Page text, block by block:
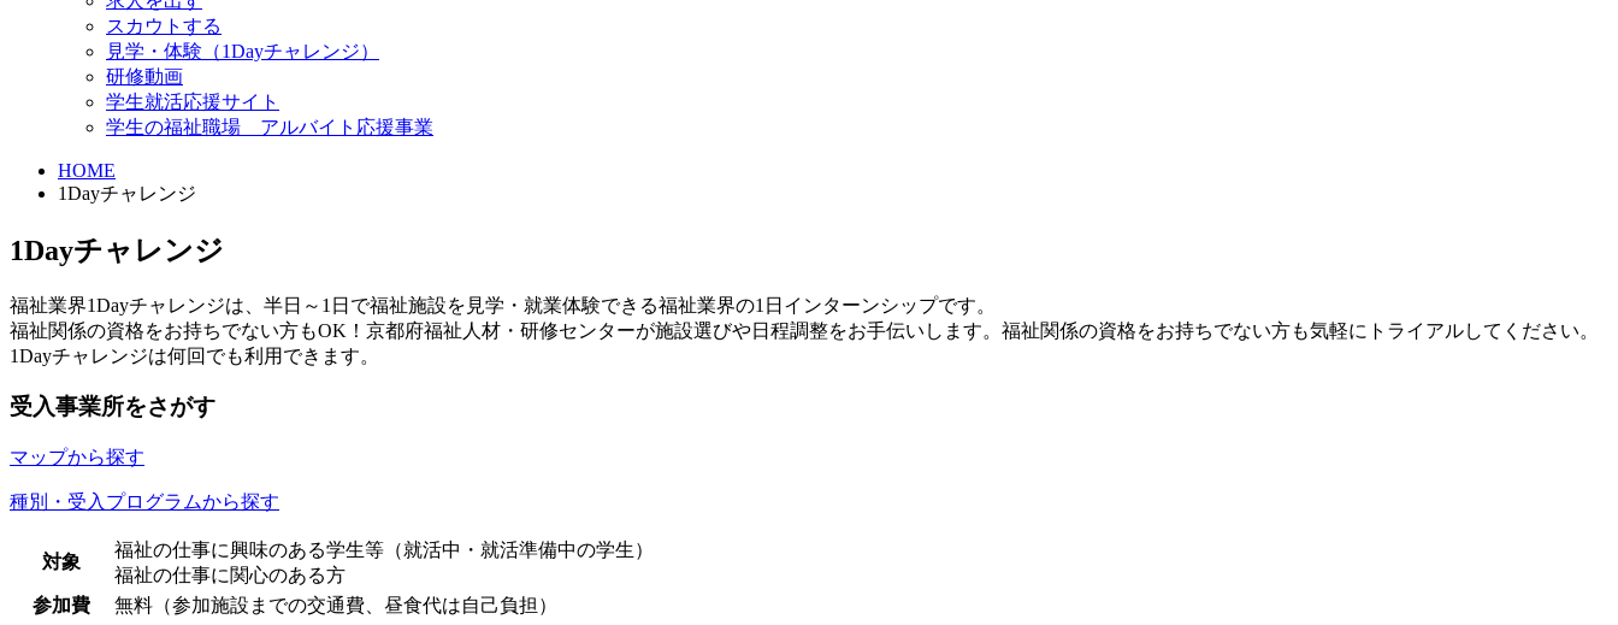
スカウトする
見学・体験（1Dayチャレンジ）
研修動画
学生就活応援サイト
学生の福祉職場 アルバイト応援事業
HOME
1Dayチャレンジ
1Dayチャレンジ
福祉業界1Dayチャレンジは、半日～1日で福祉施設を見学・就業体験できる福祉業界の1日インターンシップです。
福祉関係の資格をお持ちでない方もOK！京都府福祉人材・研修センターが施設選びや日程調整をお手伝いします。福祉関係の資格をお持ちでない方も気軽にトライアルしてください。
1Dayチャレンジは何回でも利用できます。
受入事業所をさがす
マップから探す
種別・受入プログラムから探す
対象
福祉の仕事に興味のある学生等（就活中・就活準備中の学生）
福祉の仕事に関心のある方
参加費
無料（参加施設までの交通費、昼食代は自己負担）